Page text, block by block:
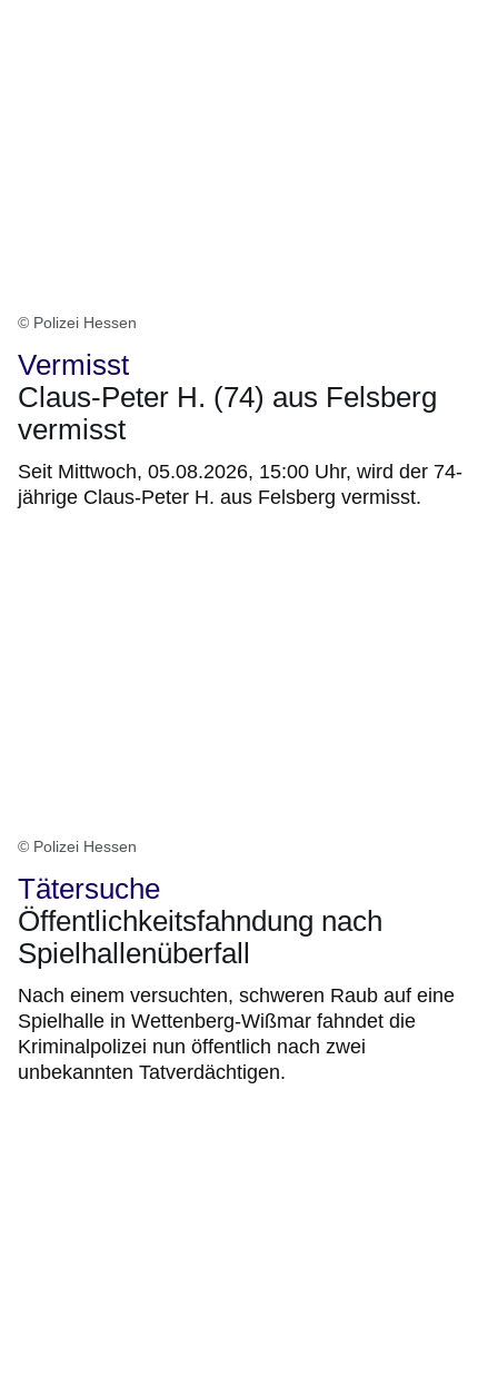
© Polizei Hessen
Vermisst
Claus-Peter H. (74) aus Felsberg
vermisst
Seit Mittwoch, 05.08.2026, 15:00 Uhr, wird der 74-
jährige Claus-Peter H. aus Felsberg vermisst.
© Polizei Hessen
Tätersuche
Öffentlichkeitsfahndung nach
Spielhallenüberfall
Nach einem versuchten, schweren Raub auf eine
Spielhalle in Wettenberg-Wißmar fahndet die
Kriminalpolizei nun öffentlich nach zwei
unbekannten Tatverdächtigen.